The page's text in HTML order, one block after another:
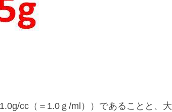
cc（＝1.0ｇ/ml））であることと、大